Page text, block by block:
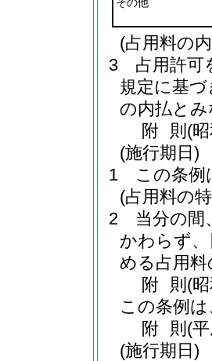
(占用料の
3
占用許可
規定に基
の内払と
附 則 (
(施行期日)
1
この条例
(占用料の
2
当分の間
かわらず
める占用
附 則 (
この条例
附 則 (
(施行期日)